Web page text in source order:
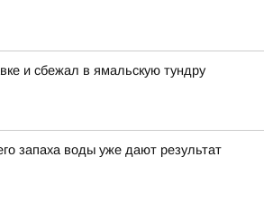
и сбежал в ямальскую тундру
запаха воды уже дают результат